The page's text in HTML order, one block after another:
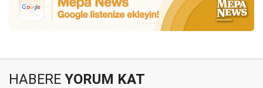
HABERE YORUM KAT